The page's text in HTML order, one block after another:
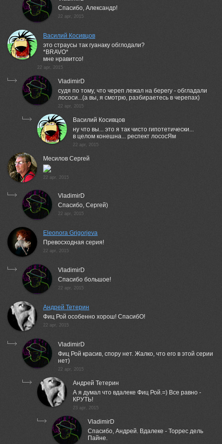
Спасибо, Александр!
22 apr, 2015
Василий Косивцов
это страусы так гуанаку обглодали?
*BRAVO*
мне нравитсо!
22 apr, 2015
VladimirD
судя по тому, что череп лежал на берегу - обгладали
лососи...(а вы, я смотрю, разбираетесь в черепах)
22 apr, 2015
Василий Косивцов
ну что вы... это я так чисто гипотетически...
в целом конешна... респект лососЯм
22 apr, 2015
Месилов Сергей
22 apr, 2015
VladimirD
Спасибо, Сергей)
22 apr, 2015
Eleonora Grigorjeva
Превосходная серия!
22 apr, 2015
VladimirD
Спасибо большое!
22 apr, 2015
Андрей Тетерин
Фиц Рой особенно хорош! СпасибО!
22 apr, 2015
VladimirD
Фиц Рой красив, спору нет. Жалко, что его в этой серии
нет)
22 apr, 2015
Андрей Тетерин
А я думал что вдалеке Фиц Рой.=) Все равно -
КРУТЬ!
23 apr, 2015
VladimirD
Спасибо, Андрей. Вдалеке - Торрес дель
Пайне.